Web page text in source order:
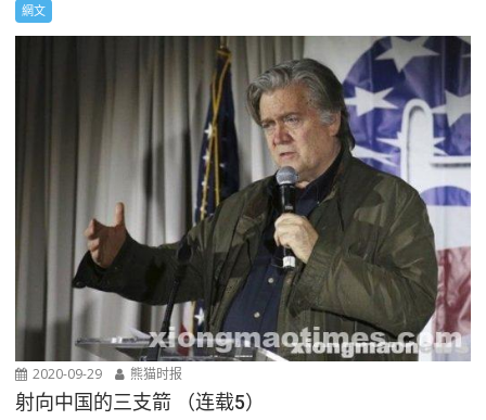
網文
2020-09-29 熊猫时报
射向中国的三支箭 （连载5）